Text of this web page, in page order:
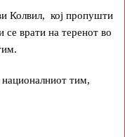
Колвил, кој пропушти
се врати на теренот во
тим,